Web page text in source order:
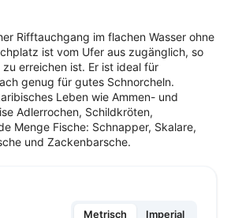
Rifftauchgang im flachen Wasser ohne
ist vom Ufer aus zugänglich, so
erreichen ist. Er ist ideal für
genug für gutes Schnorcheln.
Leben wie Ammen- und
Adlerrochen, Schildkröten,
Menge Fische: Schnapper, Skalare,
und Zackenbarsche.
Metrisch Imperial